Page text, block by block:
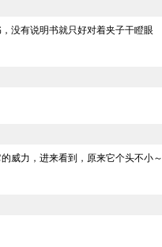
没有说明书就只好对着夹子干瞪眼
威力，进来看到，原来它个头不小～